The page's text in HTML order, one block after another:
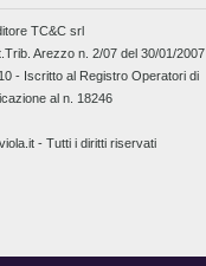
TC&C srl
Arezzo n. 2/07 del 30/01/2007
- Iscritto al Registro Operatori di
al n. 18246
- Tutti i diritti riservati